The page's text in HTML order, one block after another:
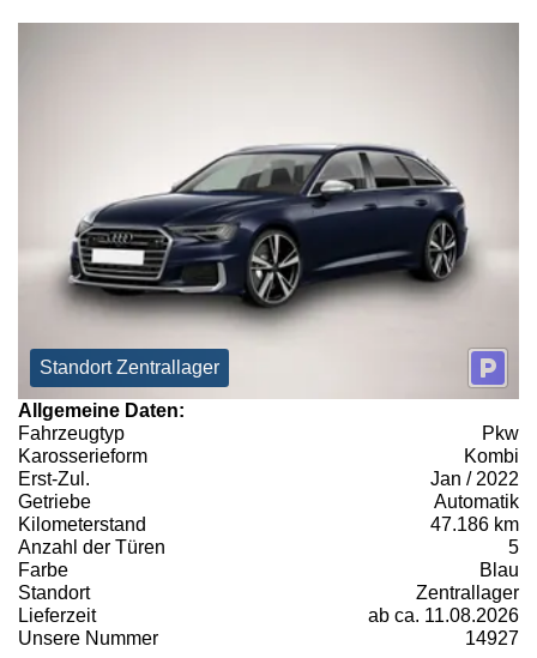
Standort Zentrallager
Allgemeine Daten:
Fahrzeugtyp
Pkw
Karosserieform
Kombi
Erst-Zul.
Jan / 2022
Getriebe
Automatik
Kilometerstand
47.186 km
Anzahl der Türen
5
Farbe
Blau
Standort
Zentrallager
Lieferzeit
ab ca. 11.08.2026
Unsere Nummer
14927